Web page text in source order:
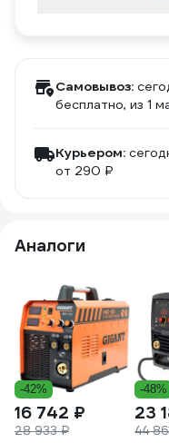
Самовывоз:
бесплатно, из 1
Курьером:
от 290 ₽
Аналоги
-42%
16 742 ₽
28 933 ₽
-48%
23
44